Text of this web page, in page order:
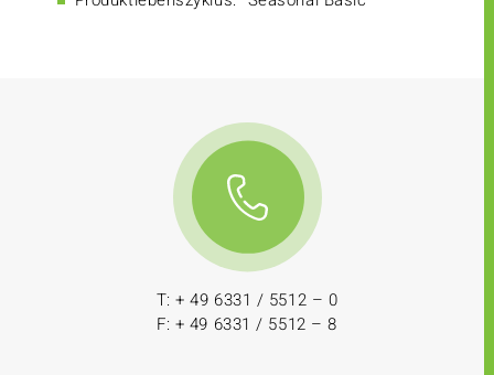
T: + 49 6331 / 5512 – 0
F: + 49 6331 / 5512 – 8